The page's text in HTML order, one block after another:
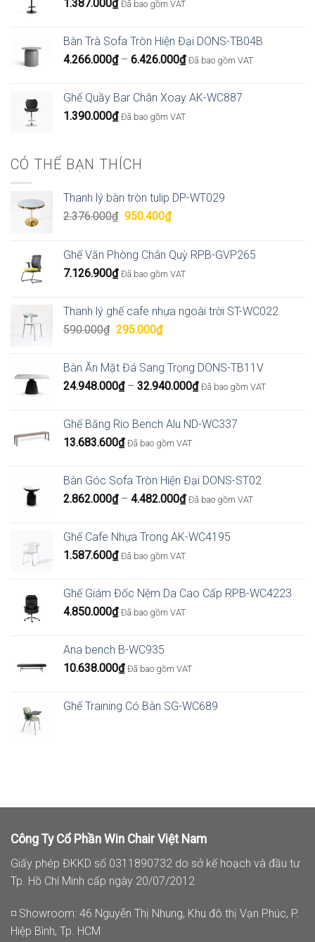
1.387.000₫ Đã bao gồm VAT
Bàn Trà Sofa Tròn Hiện Đại DONS-TB04B
4.266.000₫ – 6.426.000₫Khoảng
4.266.000₫
đến
Đã bao gồm VAT
Ghế Quầy Bar Chân Xoay AK-WC887
1.390.000₫ Đã bao gồm VAT
CÓ THỂ BẠN THÍCH
Thanh lý bàn tròn tulip DP-WT029
2.376.000₫ Giá
2.376.000₫.
950.400₫Giá
là:
950.400₫.
Ghế Văn Phòng Chân Quỳ RPB-GVP265
7.126.900₫ Đã bao gồm VAT
Thanh lý ghế cafe nhựa ngoài trời ST-WC022
590.000₫ Giá
590.000₫.
295.000₫Giá
là:
295.000₫.
Bàn Ăn Mặt Đá Sang Trọng DONS-TB11V
24.948.000₫ – 32.940.000₫Khoảng
24.948.000₫
Đã bao gồm VAT
Ghế Băng Rio Bench Alu ND-WC337
13.683.600₫ Đã bao gồm VAT
Bàn Góc Sofa Tròn Hiện Đại DONS-ST02
2.862.000₫ – 4.482.000₫Khoảng
2.862.000₫
đến
Đã bao gồm VAT
Ghế Cafe Nhựa Trong AK-WC4195
1.587.600₫ Đã bao gồm VAT
Ghế Giám Đốc Nệm Da Cao Cấp RPB-WC4223
4.850.000₫ Đã bao gồm VAT
Ana bench B-WC935
10.638.000₫ Đã bao gồm VAT
Ghế Training Có Bàn SG-WC689
Công Ty Cổ Phần Win Chair Việt Nam
Giấy phép ĐKKD số 0311890732 do sở kế hoạch và đầu tư
Tp. Hồ Chí Minh cấp ngày 20/07/2012
◽ Showroom: 46 Nguyễn Thị Nhung, Khu đô thị Vạn Phúc, P.
Hiệp Bình, Tp. HCM